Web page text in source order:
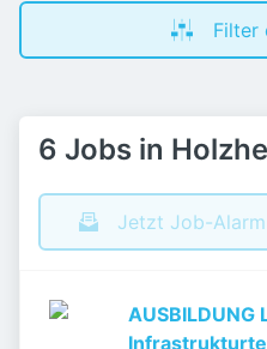
Filter
6 Jobs in
Jetzt Job-